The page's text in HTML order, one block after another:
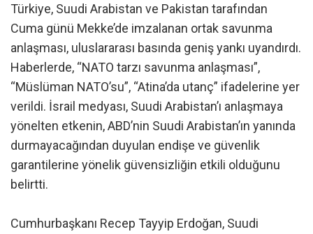
Türkiye, Suudi Arabistan ve Pakistan tarafından
Cuma günü Mekke’de imzalanan ortak savunma
anlaşması, uluslararası basında geniş yankı uyandırdı.
Haberlerde, “NATO tarzı savunma anlaşması”,
“Müslüman NATO’su”, “Atina’da utanç” ifadelerine yer
verildi. İsrail medyası, Suudi Arabistan’ı anlaşmaya
yönelten etkenin, ABD’nin Suudi Arabistan’ın yanında
durmayacağından duyulan endişe ve güvenlik
garantilerine yönelik güvensizliğin etkili olduğunu
belirtti.
Cumhurbaşkanı Recep Tayyip Erdoğan, Suudi